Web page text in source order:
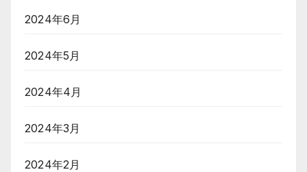
2024年6月
2024年5月
2024年4月
2024年3月
2024年2月